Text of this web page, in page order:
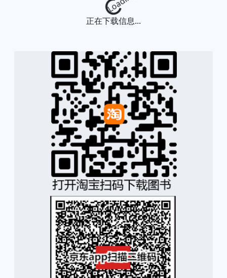
Loading...
正在下载信息...